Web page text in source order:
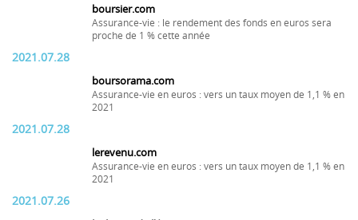
boursier.com
Assurance-vie : le rendement des fonds en euros sera
proche de 1 % cette année
2021.07.28
boursorama.com
Assurance-vie en euros : vers un taux moyen de 1,1 % en
2021
2021.07.28
lerevenu.com
Assurance-vie en euros : vers un taux moyen de 1,1 % en
2021
2021.07.26